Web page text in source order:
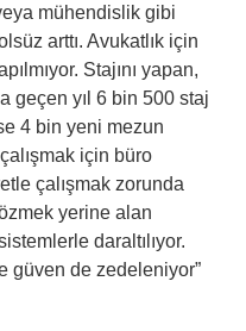
mühendislik gibi
arttı. Avukatlık için
Stajını yapan,
geçen yıl 6 bin 500 staj
4 bin yeni mezun
için büro
çalışmak zorunda
yerine alan
daraltılıyor.
güven de zedeleniyor”